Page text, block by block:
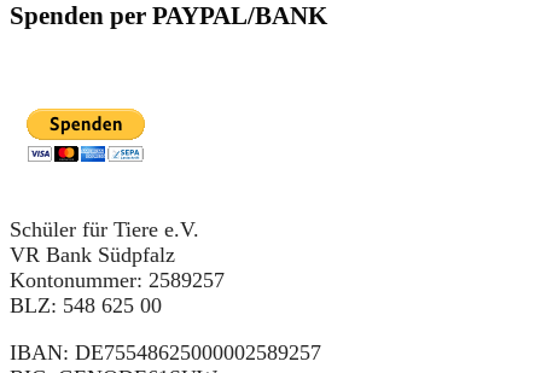
Spenden per PAYPAL/BANK
Schüler für Tiere e.V.
VR Bank Südpfalz
Kontonummer: 2589257
BLZ: 548 625 00
IBAN: DE75548625000002589257